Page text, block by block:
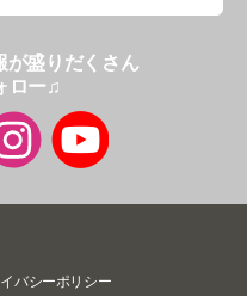
が盛りだくさん
ロー♫
バシーポリシー